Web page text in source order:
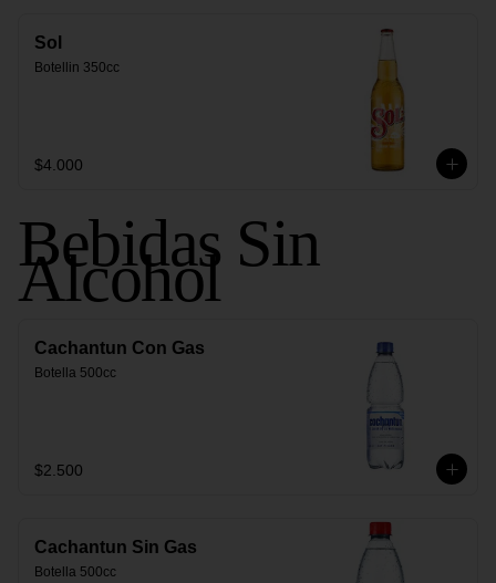
Sol
Botellin 350cc
$4.000
Bebidas Sin
Alcohol
Cachantun Con Gas
Botella 500cc
$2.500
Cachantun Sin Gas
Botella 500cc